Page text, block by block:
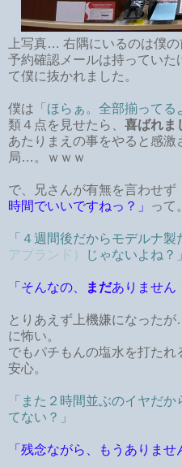
上写真… 右隅にいるのは僕の
予約確認メールは持っていた
て僕に抜かれました。
僕は 「ほらぁ。全部揃ってる
類４点を見せたら、 喜ばれま
あたりまえの事をやると感
局…。ｗｗｗ
で、兄さんが有無を言わせず
時間でいいですねっ？」
って。
「４週間後だからモデルナ製
アブランド）
じゃないよね？」
「 そんなの、 まだありません
とりあえず上機嫌になった
に怖い。
でもパチもんの塩水を打たれ
安心。
「また２時間並ぶのイヤだ
てない？」
「残念ながら、もうありませ